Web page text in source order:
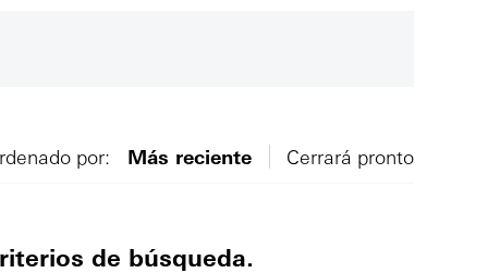
por: Más reciente Cerrará pronto
de búsqueda.